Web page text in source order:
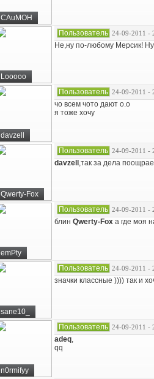
CAuMOH
Looooo
Пользователь 24-09-2011 -
Не,ну по-любому Мерсик!
davzell
Пользователь 24-09-2011 -
чо всем чото дают о.о
я тоже хочу
Qwerty-Fox
Пользователь 24-09-2011 -
davzell ,так за дела
emPty
Пользователь 24-09-2011 -
блин Qwerty-Fox а где моя
sane10_
Пользователь 24-09-2011 -
значки классные )))) так и
n0rmifyy
Пользователь 24-09-2011 -
adeq,
qq